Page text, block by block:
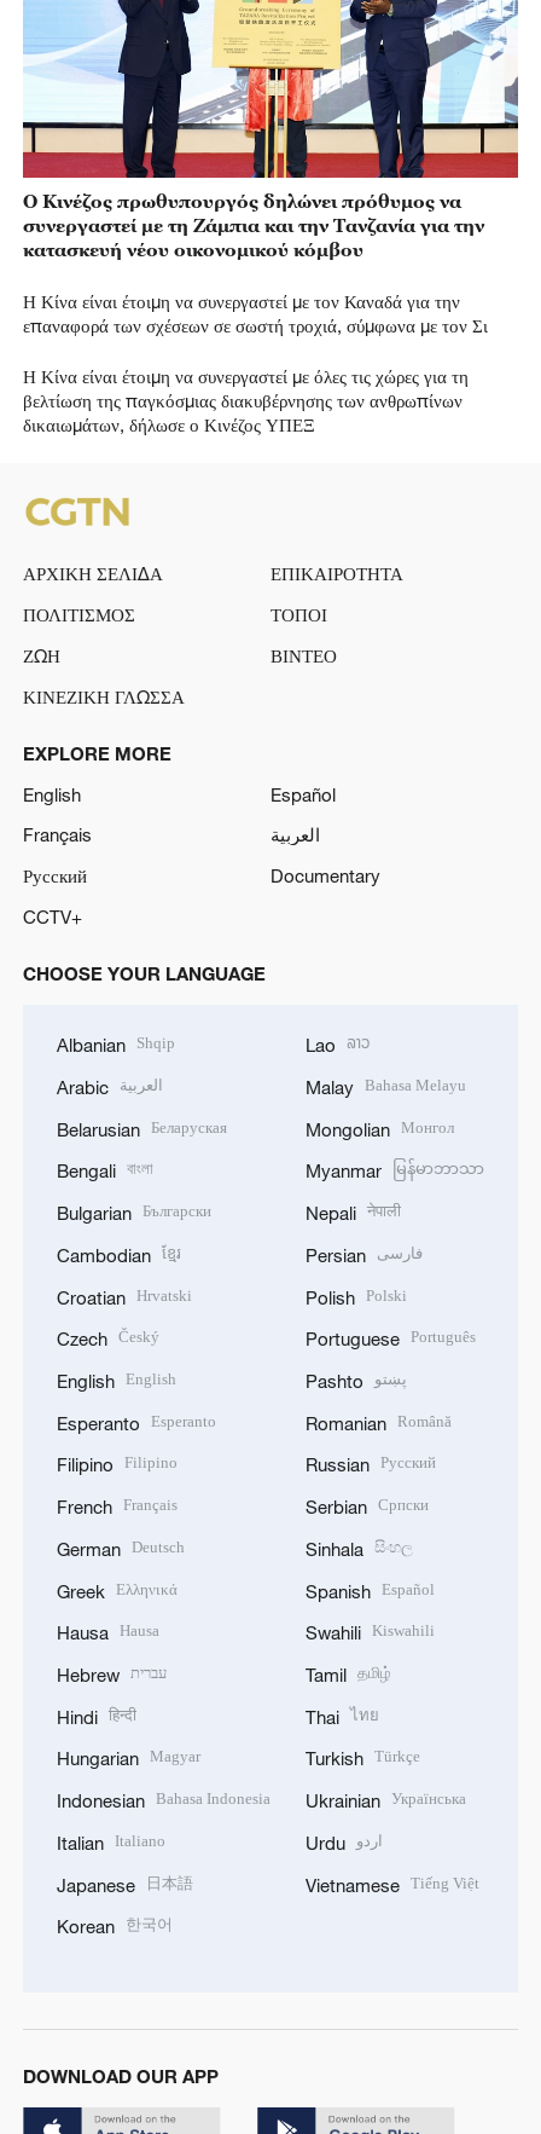
Ο Κινέζος πρωθυπουργός δηλώνει πρόθυμος να
συνεργαστεί με τη Ζάμπια και την Τανζανία για την
κατασκευή νέου οικονομικού κόμβου
Η Κίνα είναι έτοιμη να συνεργαστεί με τον Καναδά για την
επαναφορά των σχέσεων σε σωστή τροχιά, σύμφωνα με τον Σι
Η Κίνα είναι έτοιμη να συνεργαστεί με όλες τις χώρες για τη
βελτίωση της παγκόσμιας διακυβέρνησης των ανθρωπίνων
δικαιωμάτων, δήλωσε ο Κινέζος ΥΠΕΞ
ΑΡΧΙΚΗ ΣΕΛΙΔΑ
ΕΠΙΚΑΙΡΟΤΗΤΑ
ΠΟΛΙΤΙΣΜΟΣ
ΤΟΠΟΙ
ΖΩΗ
ΒΙΝΤΕΟ
ΚΙΝΕΖΙΚΗ ΓΛΩΣΣΑ
EXPLORE MORE
English
Español
Français
العربية
Русский
Documentary
CCTV+
CHOOSE YOUR LANGUAGE
Albanian Shqip
Arabic العربية
Belarusian Беларуская
Bengali বাংলা
Bulgarian Български
Cambodian ខ្មែរ
Croatian Hrvatski
Czech Český
English English
Esperanto Esperanto
Filipino Filipino
French Français
German Deutsch
Greek Ελληνικά
Hausa Hausa
Hebrew עברית
Hindi हिन्दी
Hungarian Magyar
Indonesian Bahasa Indonesia
Italian Italiano
Japanese 日本語
Korean 한국어
Lao ລາວ
Malay Bahasa Melayu
Mongolian Монгол
Myanmar မြန်မာဘာသာ
Nepali नेपाली
Persian فارسی
Polish Polski
Portuguese Português
Pashto پښتو
Romanian Română
Russian Русский
Serbian Српски
Sinhala සිංහල
Spanish Español
Swahili Kiswahili
Tamil தமிழ்
Thai ไทย
Turkish Türkçe
Ukrainian Українська
Urdu اردو
Vietnamese Tiếng Việt
DOWNLOAD OUR APP